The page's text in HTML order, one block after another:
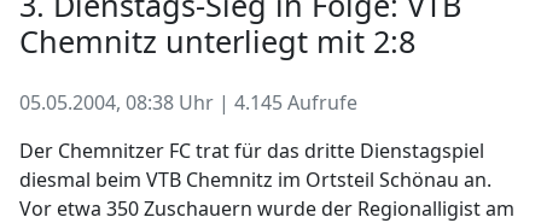
Chemnitz unterliegt mit 2:8
05.05.2004, 08:38 Uhr | 4.145 Aufrufe
Der Chemnitzer FC trat für das dritte Dienstagspiel
diesmal beim VTB Chemnitz im Ortsteil Schönau an.
Vor etwa 350 Zuschauern wurde der Regionalligist am